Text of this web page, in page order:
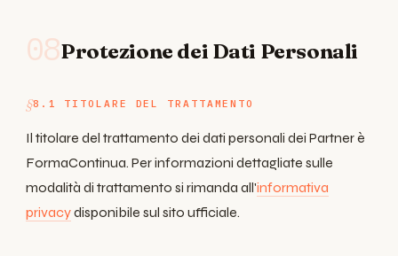
08Protezione dei Dati Personali
8.1 TITOLARE DEL TRATTAMENTO
Il titolare del trattamento dei dati personali dei Partner è
FormaContinua. Per informazioni dettagliate sulle
modalità di trattamento si rimanda all'informativa
privacydisponibile sul sito ufficiale.